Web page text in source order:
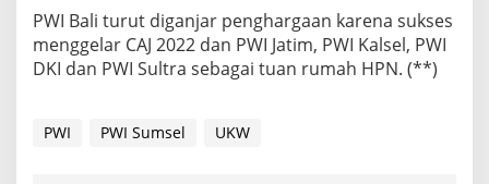
a
n
y
a
0
PWI Bali turut diganjar penghargaan karena sukses
menggelar CAJ 2022 dan PWI Jatim, PWI Kalsel, PWI
DKI dan PWI Sultra sebagai tuan rumah HPN. (**)
PWI PWI Sumsel UKW